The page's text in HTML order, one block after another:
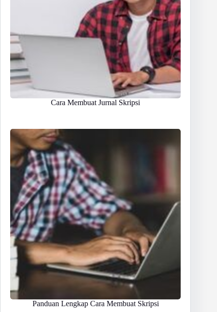
Cara Membuat Jurnal Skripsi
Panduan Lengkap Cara Membuat Skripsi